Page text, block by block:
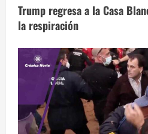
s
Trump regresa a la Casa
la respiración